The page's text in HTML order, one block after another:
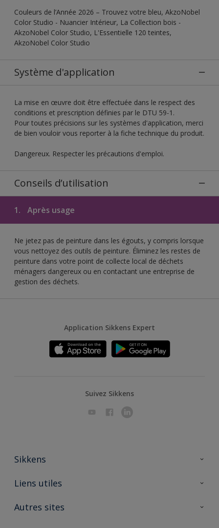
Couleurs de l’Année 2026 – Trouvez votre bleu, AkzoNobel
Color Studio - Nuancier Intérieur, La Collection bois -
AkzoNobel Color Studio, L'Essentielle 120 teintes,
AkzoNobel Color Studio
Système d'application
La mise en œuvre doit être effectuée dans le respect des
conditions et prescription définies par le DTU 59-1.
Pour toutes précisions sur les systèmes d'application, merci
de bien vouloir vous reporter à la fiche technique du produit.
Dangereux. Respecter les précautions d'emploi.
Conseils d’utilisation
1. Après usage
Ne jetez pas de peinture dans les égouts, y compris lorsque
vous nettoyez des outils de peinture. Éliminez les restes de
peinture dans votre point de collecte local de déchets
ménagers dangereux ou en contactant une entreprise de
gestion des déchets.
Application Sikkens Expert
Suivez Sikkens
Sikkens
A propos de Sikkens
Liens utiles
Ouvrir un magasin PASS
Autres sites